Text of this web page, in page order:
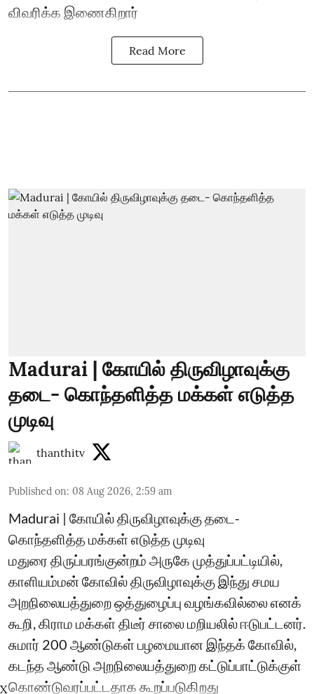
விவரிக்க இணைகிறார்
Read More
Madurai | கோயில் திருவிழாவுக்கு
தடை- கொந்தளித்த மக்கள் எடுத்த
முடிவு
thanthitv
Published on: 08 Aug 2026, 2:59 am
Madurai | கோயில் திருவிழாவுக்கு தடை-
கொந்தளித்த மக்கள் எடுத்த முடிவு
மதுரை திருப்பரங்குன்றம் அருகே முத்துப்பட்டியில்,
காளியம்மன் கோவில் திருவிழாவுக்கு இந்து சமய
அறநிலையத்துறை ஒத்துழைப்பு வழங்கவில்லை எனக்
கூறி, கிராம மக்கள் திடீர் சாலை மறியலில் ஈடுபட்டனர்.
சுமார் 200 ஆண்டுகள் பழமையான இந்தக் கோவில்,
கடந்த ஆண்டு அறநிலையத்துறை கட்டுப்பாட்டுக்குள்
கொண்டுவரப்பட்டதாக கூறப்படுகிறது
X